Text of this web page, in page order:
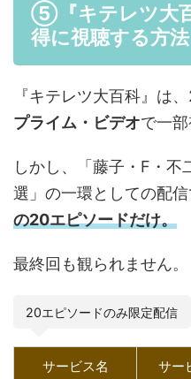
⑤『キテレツ大
得に視聴する方法
『キテレツ大百科』は
プライム・ビデオで一
しかし、「藤子・F・
選」の一環としての配信
の20エピソードだけ。
最終回も観られません。
20エピソードのみ限定配信
サービス名 サー